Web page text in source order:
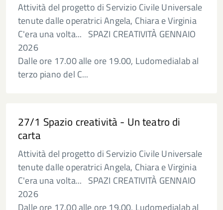
Attività del progetto di Servizio Civile Universale
tenute dalle operatrici Angela, Chiara e Virginia
C'era una volta... SPAZI CREATIVITÀ GENNAIO
2026
Dalle ore 17.00 alle ore 19.00, Ludomedialab al
terzo piano del C...
27/1 Spazio creatività - Un teatro di
carta
Attività del progetto di Servizio Civile Universale
tenute dalle operatrici Angela, Chiara e Virginia
C'era una volta... SPAZI CREATIVITÀ GENNAIO
2026
Dalle ore 17.00 alle ore 19.00, Ludomedialab al